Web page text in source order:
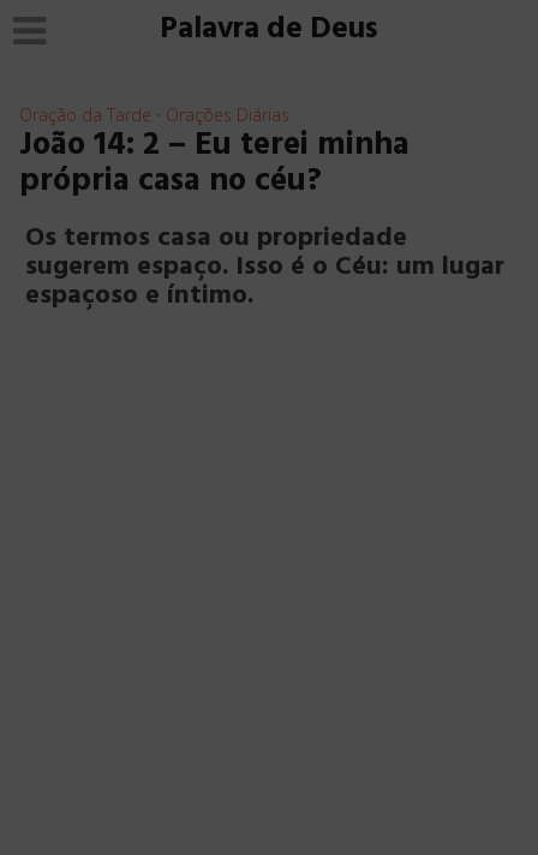
Palavra de Deus
Oração da Tarde • Orações Diárias
João 14: 2 – Eu terei minha
própria casa no céu?
Os termos casa ou propriedade
sugerem espaço. Isso é o Céu: um lugar
espaçoso e íntimo.